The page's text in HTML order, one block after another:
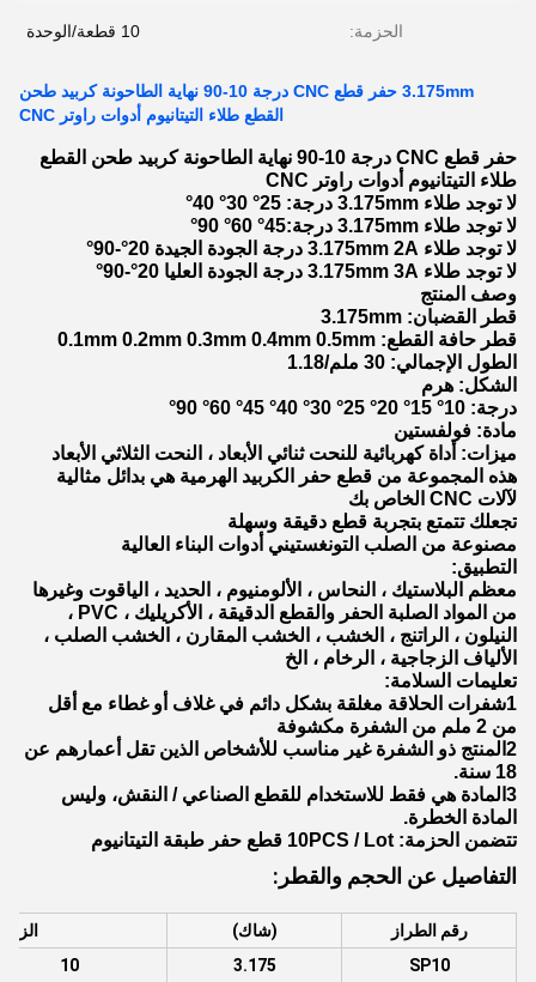
الحزمة: 10 قطعة/الوحدة
3.175mm حفر قطع CNC درجة 10-90 نهاية الطاحونة كربيد طحن
القطع طلاء التيتانيوم أدوات راوتر CNC
حفر قطع CNC درجة 10-90 نهاية الطاحونة كربيد طحن القطع
طلاء التيتانيوم أدوات راوتر CNC
لا توجد طلاء 3.175mm درجة: 25° 30° 40°
لا توجد طلاء 3.175mm درجة:45° 60° 90°
لا توجد طلاء 3.175mm 2A درجة الجودة الجيدة 20°-90°
لا توجد طلاء 3.175mm 3A درجة الجودة العليا 20°-90°
وصف المنتج
قطر القضبان: 3.175mm
قطر حافة القطع: 0.1mm 0.2mm 0.3mm 0.4mm 0.5mm
الطول الإجمالي: 30 ملم/1.18
الشكل: هرم
درجة: 10° 15° 20° 25° 30° 40° 45° 60° 90°
مادة: فولفستين
ميزات: أداة كهربائية للنحت ثنائي الأبعاد ، النحت الثلاثي الأبعاد
هذه المجموعة من قطع حفر الكربيد الهرمية هي بدائل مثالية
لآلات CNC الخاص بك
تجعلك تتمتع بتجربة قطع دقيقة وسهلة
مصنوعة من الصلب التونغستيني أدوات البناء العالية
التطبيق:
معظم البلاستيك ، النحاس ، الألومنيوم ، الحديد ، الياقوت وغيرها
من المواد الصلبة الحفر والقطع الدقيقة ، الأكريليك ، PVC ،
النيلون ، الراتنج ، الخشب ، الخشب المقارن ، الخشب الصلب ،
الألياف الزجاجية ، الرخام ، الخ
تعليمات السلامة:
1شفرات الحلاقة مغلقة بشكل دائم في غلاف أو غطاء مع أقل
من 2 ملم من الشفرة مكشوفة
2المنتج ذو الشفرة غير مناسب للأشخاص الذين تقل أعمارهم عن
18 سنة.
3المادة هي فقط للاستخدام للقطع الصناعي / النقش، وليس
المادة الخطرة.
تتضمن الحزمة: 10PCS / Lot قطع حفر طبقة التيتانيوم
التفاصيل عن الحجم والقطر:
رقم الطراز (شاك)
SP10
3.175
10